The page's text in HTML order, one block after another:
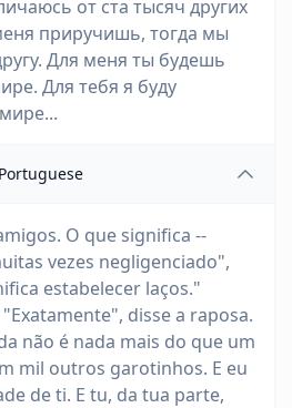
от ста тысяч других
приручишь, тогда мы
Для меня ты будешь
Для тебя я буду
Portuguese
O que significa --
vezes negligenciado",
estabelecer laços."
disse a raposa.
não é nada mais do que um
mil outros garotinhos. E eu
de ti. E tu, da tua parte,